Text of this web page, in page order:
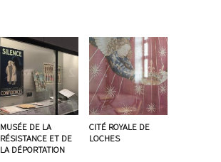
MUSÉE DE LA
RÉSISTANCE ET DE
LA DÉPORTATION
CITÉ ROYALE DE
LOCHES